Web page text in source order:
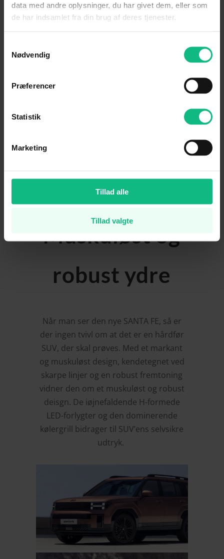
data med andre oplysninger, du har givet dem, eller som
de har indsamlet fra din brug af deres tjenester.
Nødvendig
Præferencer
Statistik
Marketing
Tillad alle
Tillad valgte
Ydeevne og egenskaber
kraftfuld benzinmotor med en elmotor,
køreoplevelse. Med mulighed for
længere rejser forener den effektivitet
og smarte køreindstillinger giver
optimal ydeevne under alle forhold.
Muskuløst og
robust ydre
Når man ser den nye SANTA FE, så er
der ingen tvivl om at det er en hårdfør
SUV, der skal prøves. Med et markant
og muskuløst design, kendetegnet ved
skarpe linjer og en robust fremtoning
vidner den om et muskuløst og robust
deisgn. De iøjnefaldende H-formede
LED-forlygter og den dominerende
kølergrill bidrager til SUV’ens selvsikre
udtryk.